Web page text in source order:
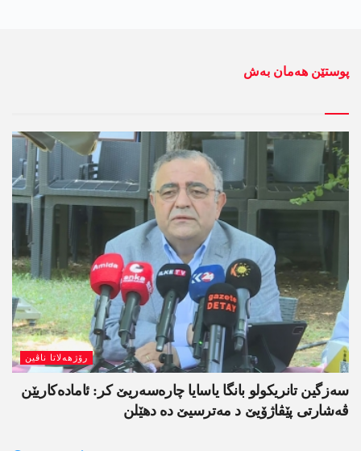
پوستێن ھەمان بەش
رۆژھەلاتا ناڤین
سەزگین تانریکولو بانگا یاسایا چارەسەریێ کر: ئامادەکاریێن
ڤەشارتی پێڤاژۆیێ د مەترسیێ دە دھێلن